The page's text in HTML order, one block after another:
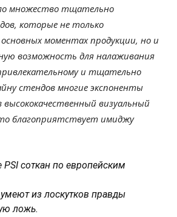
множество тщательно
которые не только
моментах продукции, но и
возможность для налаживания
и тщательно
стендов многие экспоненты
высококачественный визуальный
благоприятствует имиджу
PSI соткан по европейским
из лоскутков правды
ложь.